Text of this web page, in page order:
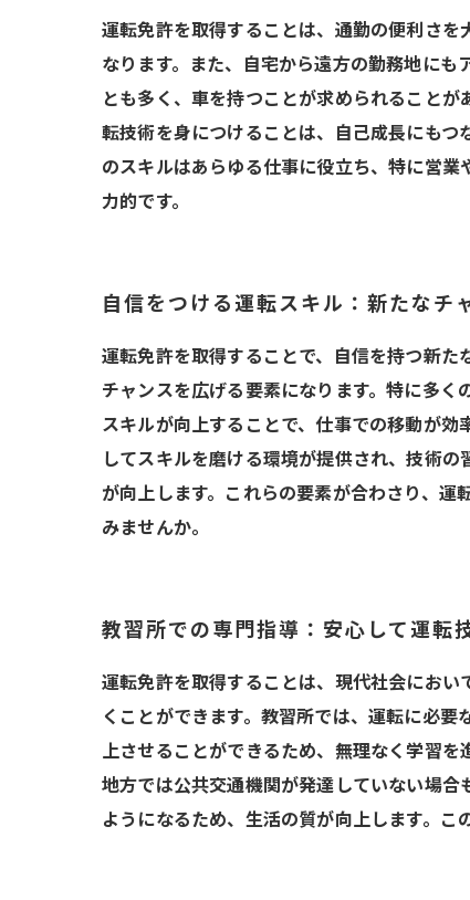
運転免許を取得することは、通勤の便利さを
なります。また、自宅から遠方の勤務地にも
とも多く、車を持つことが求められること
転技術を身につけることは、自己成長にもつ
のスキルはあらゆる仕事に役立ち、特に営
力的です。
自信をつける運転スキル：新たなチ
運転免許を取得することで、自信を持つ新
チャンスを広げる要素になります。特に多
スキルが向上することで、仕事での移動が
してスキルを磨ける環境が提供され、技術
が向上します。これらの要素が合わさり、
みませんか。
教習所での専門指導：安心して運転
運転免許を取得することは、現代社会にお
くことができます。教習所では、運転に必
上させることができるため、無理なく学習
地方では公共交通機関が発達していない場
ようになるため、生活の質が向上します。こ